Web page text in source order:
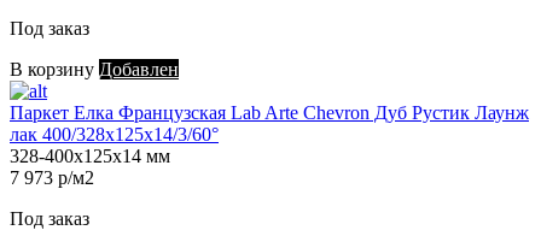
Под заказ
В корзину Добавлен
Паркет Елка Французская Lab Arte Chevron Дуб Рустик Лаунж
лак 400/328х125х14/3/60°
328-400х125х14 мм
7 973 р/м2
Под заказ